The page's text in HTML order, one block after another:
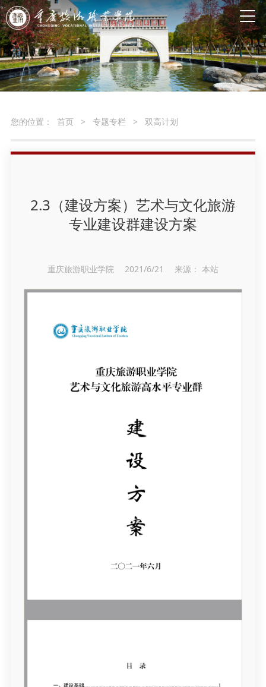
您的位置： 首页 > 专题专栏 > 双高计划
2.3（建设方案）艺术与文化旅游
专业建设群建设方案
重庆旅游职业学院 2021/6/21 来源： 本站